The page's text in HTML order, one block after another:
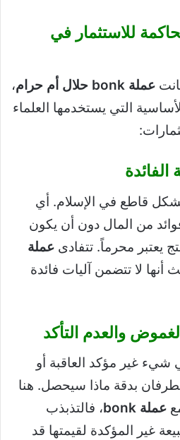
للاستثمار في
عملة bonk حلال أم حرام
،
التي يستخدمها العلماء
بشكل قاطع في الإسلام. أي
من المال دون أن يكون
يعتبر محرماً. تتفادى عملة
لا تتضمن آليات فائدة
شيء غير مؤكد العاقبة أو
بدقة ماذا سيحصل. هنا
عملة bonk
، فالتذبذب
غير المؤكدة لقيمتها قد